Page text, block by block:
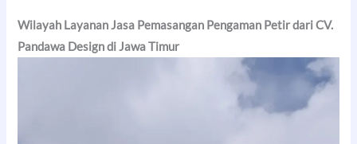
Wilayah Layanan Jasa Pemasangan Pengaman Petir dari CV.
Pandawa Design di Jawa Timur